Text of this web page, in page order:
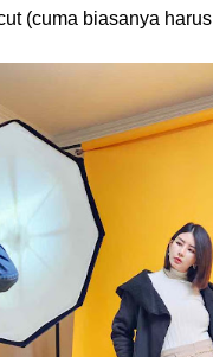
(cuma biasanya